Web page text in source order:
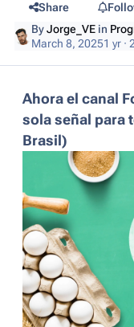
Share
ByJorge_VE in
March 8, 20251 yr ·
Ahora el canal
sola señal para
Brasil)